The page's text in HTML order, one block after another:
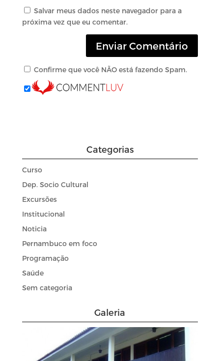
Salvar meus dados neste navegador para a
próxima vez que eu comentar.
Confirme que você NÃO está fazendo Spam.
Categorias
Curso
Dep. Socio Cultural
Excursões
Institucional
Noticia
Pernambuco em foco
Programação
Saúde
Sem categoria
Galeria